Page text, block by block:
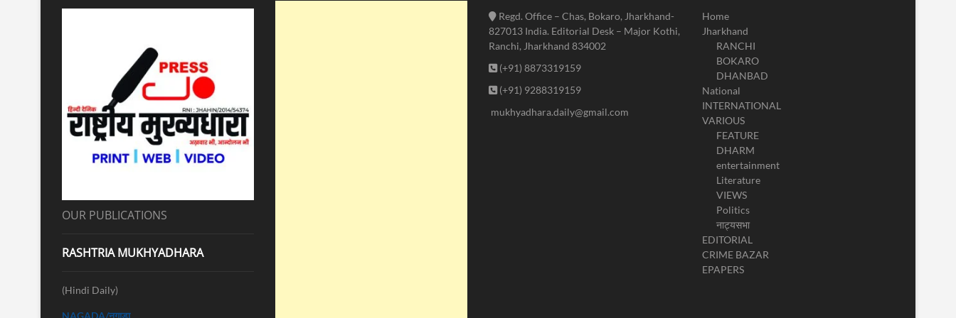
OUR PUBLICATIONS
RASHTRIA MUKHYADHARA
(Hindi Daily)
NAGADA/नगाड़ा
Regd. Office – Chas, Bokaro, Jharkhand-
827013 India. Editorial Desk – Major Kothi,
Ranchi, Jharkhand 834002
(+91) 8873319159
(+91) 9288319159
mukhyadhara.daily@gmail.com
Home
Jharkhand
RANCHI
BOKARO
DHANBAD
National
INTERNATIONAL
VARIOUS
FEATURE
DHARM
entertainment
Literature
VIEWS
Politics
नाट्यसभा
EDITORIAL
CRIME BAZAR
EPAPERS